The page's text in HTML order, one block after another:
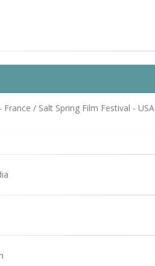
/ Salt Spring Film Festival - USA